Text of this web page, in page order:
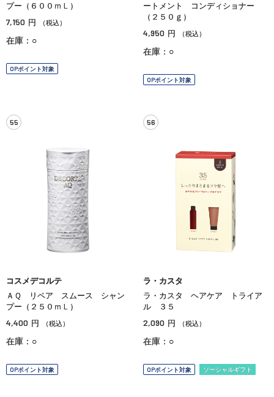
プー（６００ｍＬ）
7,150 円 （税込）
在庫：○
OPポイント対象
ートメント コンディショナー
（２５０ｇ）
4,950 円 （税込）
在庫：○
OPポイント対象
55
コスメデコルテ
ＡＱ リペア スムース シャン
プー（２５０ｍＬ）
4,400 円 （税込）
在庫：○
OPポイント対象
56
ラ・カスタ
ラ・カスタ ヘアケア トライア
ル ３５
2,090 円 （税込）
在庫：○
OPポイント対象 ソーシャルギフト